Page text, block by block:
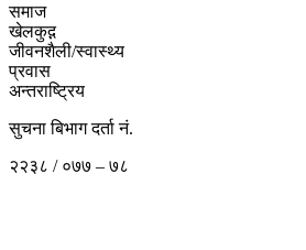
समाज
खेलकुद़़
जीवनशैली/स्वास्थ्य
प्रवास
अन्तराष्ट्रिय
सुचना बिभाग दर्ता नं.
२२३८ / ०७७ – ७८